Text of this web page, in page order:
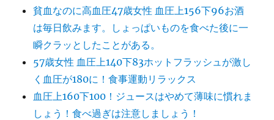
貧血なのに高血圧47歳女性 血圧上156下96お酒
は毎日飲みます。しょっぱいものを食べた後に一
瞬クラッとしたことがある。
57歳女性 血圧上140下83ホットフラッシュが激し
く血圧が180に！食事運動リラックス
血圧上160下100！ジュースはやめて薄味に慣れま
しょう！食べ過ぎは注意しましょう！